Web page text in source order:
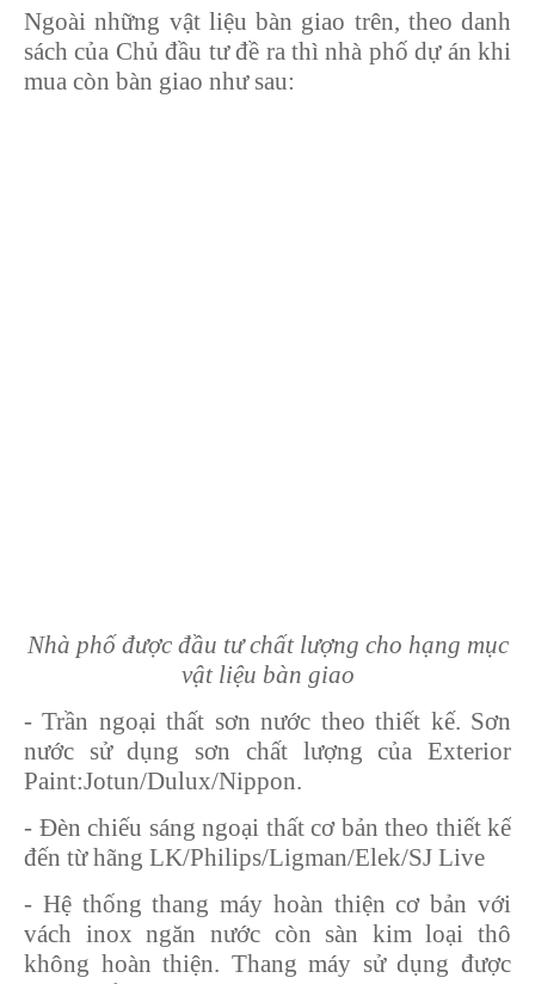
Ngoài những vật liệu bàn giao trên, theo danh
sách của Chủ đầu tư đề ra thì nhà phố dự án khi
mua còn bàn giao như sau:
Nhà phố được đầu tư chất lượng cho hạng mục
vật liệu bàn giao
- Trần ngoại thất sơn nước theo thiết kế. Sơn
nước sử dụng sơn chất lượng của Exterior
Paint:Jotun/Dulux/Nippon.
- Đèn chiếu sáng ngoại thất cơ bản theo thiết kế
đến từ hãng LK/Philips/Ligman/Elek/SJ Live
- Hệ thống thang máy hoàn thiện cơ bản với
vách inox ngăn nước còn sàn kim loại thô
không hoàn thiện. Thang máy sử dụng được